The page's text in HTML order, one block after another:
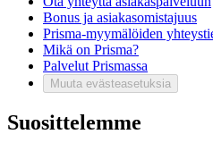
Bonus ja asiakasomistajuus
Prisma-myymälöiden
Mikä on Prisma?
Palvelut Prismassa
Muuta evästeasetuksia
Suosittelemme